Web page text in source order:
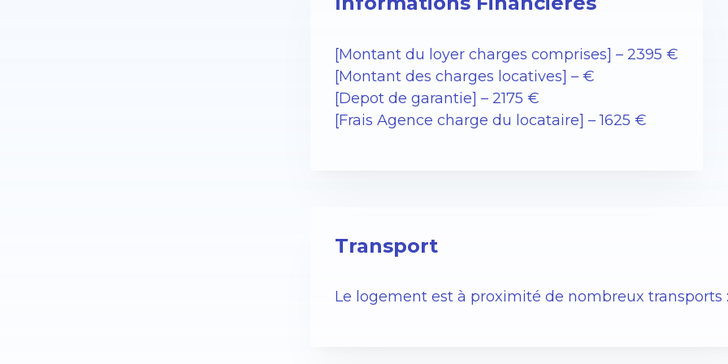
[Montant du loyer charges comprises] – 2395 €
[Montant des charges locatives] – €
[Depot de garantie] – 2175 €
[Frais Agence charge du locataire] – 1625 €
Transport
Le logement est à proximité de nombreux transports :